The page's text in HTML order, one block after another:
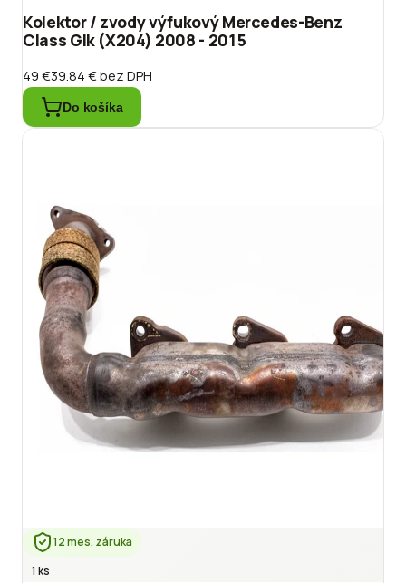
Kolektor / zvody výfukový Mercedes-Benz
Class Glk (X204) 2008 - 2015
49 €39.84 €bez DPH
Do košíka
12 mes. záruka
1 ks